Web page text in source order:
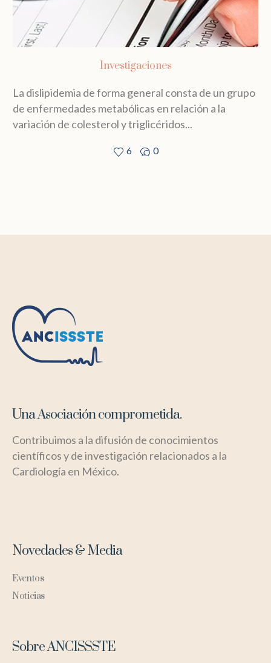
Investigaciones
La dislipidemia de forma general consta de un grupo
de enfermedades metabólicas en relación a la
variación de colesterol y triglicéridos...
6 0
Una Asociación comprometida.
Contribuimos a la difusión de conocimientos
científicos y de investigación relacionados a la
Cardiología en México.
Novedades & Media
Eventos
Noticias
Sobre ANCISSSTE